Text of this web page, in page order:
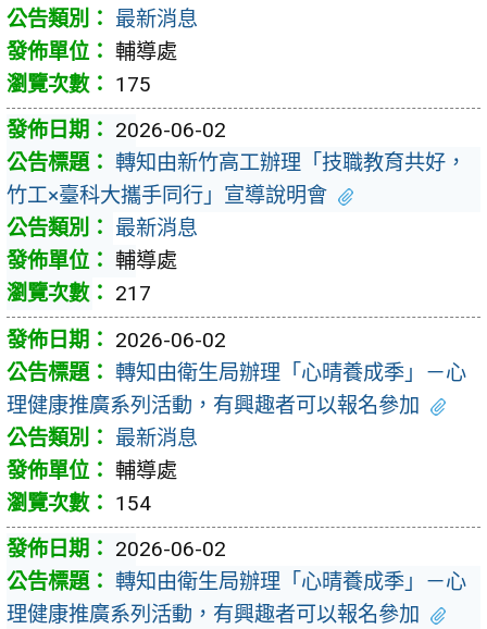
最新消息
輔導處
175
2026-06-02
轉知由新竹高工辦理「技職教育共好，
竹工×臺科大攜手同行」宣導說明會
最新消息
輔導處
217
2026-06-02
轉知由衛生局辦理「心晴養成季」－心
理健康推廣系列活動，有興趣者可以報名參加
最新消息
輔導處
154
2026-06-02
轉知由衛生局辦理「心晴養成季」－心
理健康推廣系列活動，有興趣者可以報名參加